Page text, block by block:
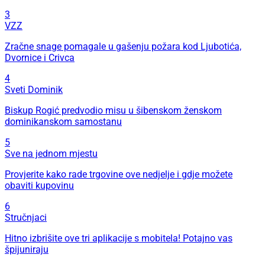
3
VZZ
Zračne snage pomagale u gašenju požara kod Ljubotića,
Dvornice i Crivca
4
Sveti Dominik
Biskup Rogić predvodio misu u šibenskom ženskom
dominikanskom samostanu
5
Sve na jednom mjestu
Provjerite kako rade trgovine ove nedjelje i gdje možete
obaviti kupovinu
6
Stručnjaci
Hitno izbrišite ove tri aplikacije s mobitela! Potajno vas
špijuniraju